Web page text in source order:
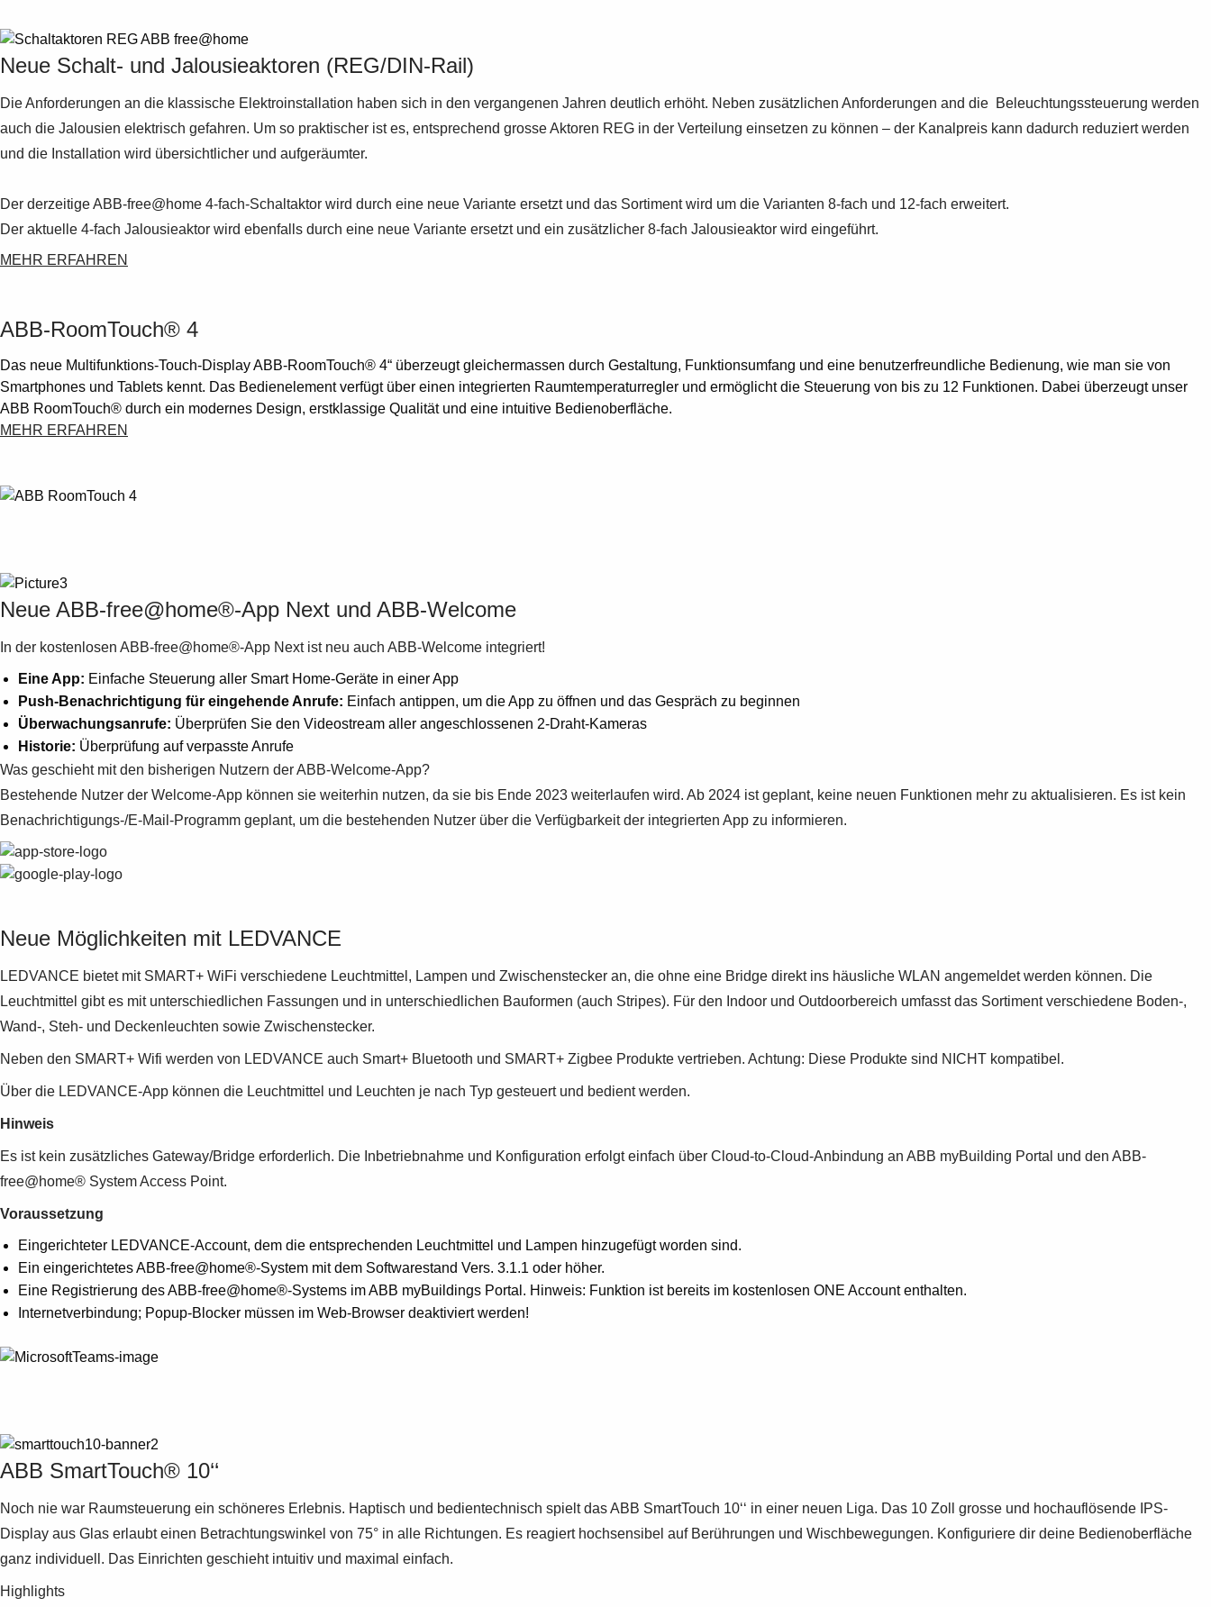
Neue Schalt- und Jalousieaktoren (REG/DIN-Rail)
Die Anforderungen an die klassische Elektroinstallation haben sich in den vergangenen Jahren deutlich erhöht. Neben zusätzlichen Anforderungen and die Beleuchtungssteuerung werden
auch die Jalousien elektrisch gefahren. Um so praktischer ist es, entsprechend grosse Aktoren REG in der Verteilung einsetzen zu können – der Kanalpreis kann dadurch reduziert werden
und die Installation wird übersichtlicher und aufgeräumter.
Der derzeitige ABB-free@home 4-fach-Schaltaktor wird durch eine neue Variante ersetzt und das Sortiment wird um die Varianten 8-fach und 12-fach erweitert.
Der aktuelle 4-fach Jalousieaktor wird ebenfalls durch eine neue Variante ersetzt und ein zusätzlicher 8-fach Jalousieaktor wird eingeführt.
MEHR ERFAHREN
ABB-RoomTouch® 4
Das neue Multifunktions-Touch-Display ABB-RoomTouch® 4“ überzeugt gleichermassen durch Gestaltung, Funktionsumfang und eine benutzerfreundliche Bedienung, wie man sie von
Smartphones und Tablets kennt. Das Bedienelement verfügt über einen integrierten Raumtemperaturregler und ermöglicht die Steuerung von bis zu 12 Funktionen. Dabei überzeugt unser
ABB RoomTouch® durch ein modernes Design, erstklassige Qualität und eine intuitive Bedienoberfläche.
MEHR ERFAHREN
Neue ABB-free@home®-App Next und ABB-Welcome
In der kostenlosen ABB-free@home®-App Next ist neu auch ABB-Welcome integriert!
Eine App: Einfache Steuerung aller Smart Home-Geräte in einer App
Push-Benachrichtigung für eingehende Anrufe: Einfach antippen, um die App zu öffnen und das Gespräch zu beginnen
Überwachungsanrufe: Überprüfen Sie den Videostream aller angeschlossenen 2-Draht-Kameras
Historie: Überprüfung auf verpasste Anrufe
Was geschieht mit den bisherigen Nutzern der ABB-Welcome-App?
Bestehende Nutzer der Welcome-App können sie weiterhin nutzen, da sie bis Ende 2023 weiterlaufen wird. Ab 2024 ist geplant, keine neuen Funktionen mehr zu aktualisieren. Es ist kein
Benachrichtigungs-/E-Mail-Programm geplant, um die bestehenden Nutzer über die Verfügbarkeit der integrierten App zu informieren.
Neue Möglichkeiten mit LEDVANCE
LEDVANCE bietet mit SMART+ WiFi verschiedene Leuchtmittel, Lampen und Zwischenstecker an, die ohne eine Bridge direkt ins häusliche WLAN angemeldet werden können. Die
Leuchtmittel gibt es mit unterschiedlichen Fassungen und in unterschiedlichen Bauformen (auch Stripes). Für den Indoor und Outdoorbereich umfasst das Sortiment verschiedene Boden-,
Wand-, Steh- und Deckenleuchten sowie Zwischenstecker.
Neben den SMART+ Wifi werden von LEDVANCE auch Smart+ Bluetooth und SMART+ Zigbee Produkte vertrieben. Achtung: Diese Produkte sind NICHT kompatibel.
Über die LEDVANCE-App können die Leuchtmittel und Leuchten je nach Typ gesteuert und bedient werden.
Hinweis
Es ist kein zusätzliches Gateway/Bridge erforderlich. Die Inbetriebnahme und Konfiguration erfolgt einfach über Cloud-to-Cloud-Anbindung an ABB myBuilding Portal und den ABB-
free@home® System Access Point.
Voraussetzung
Eingerichteter LEDVANCE-Account, dem die entsprechenden Leuchtmittel und Lampen hinzugefügt worden sind.
Ein eingerichtetes ABB-free@home®-System mit dem Softwarestand Vers. 3.1.1 oder höher.
Eine Registrierung des ABB-free@home®-Systems im ABB myBuildings Portal. Hinweis: Funktion ist bereits im kostenlosen ONE Account enthalten.
Internetverbindung; Popup-Blocker müssen im Web-Browser deaktiviert werden!
ABB SmartTouch® 10‘‘
Noch nie war Raumsteuerung ein schöneres Erlebnis. Haptisch und bedientechnisch spielt das ABB SmartTouch 10‘‘ in einer neuen Liga. Das 10 Zoll grosse und hochauflösende IPS-
Display aus Glas erlaubt einen Betrachtungswinkel von 75° in alle Richtungen. Es reagiert hochsensibel auf Berührungen und Wischbewegungen. Konfiguriere dir deine Bedienoberfläche
ganz individuell. Das Einrichten geschieht intuitiv und maximal einfach.
Highlights